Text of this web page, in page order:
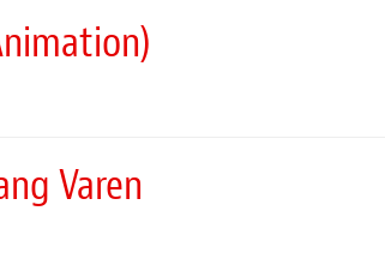
Varen